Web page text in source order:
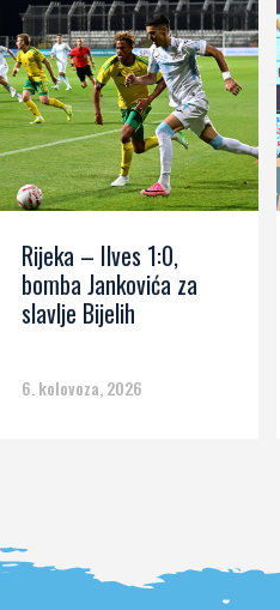
Rijeka – Ilves 1:0,
bomba Jankovića za
slavlje Bijelih
6. kolovoza, 2026